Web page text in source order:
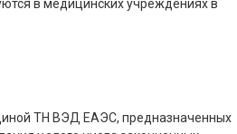
в медицинских учреждениях в
ТН ВЭД ЕАЭС, предназначенных